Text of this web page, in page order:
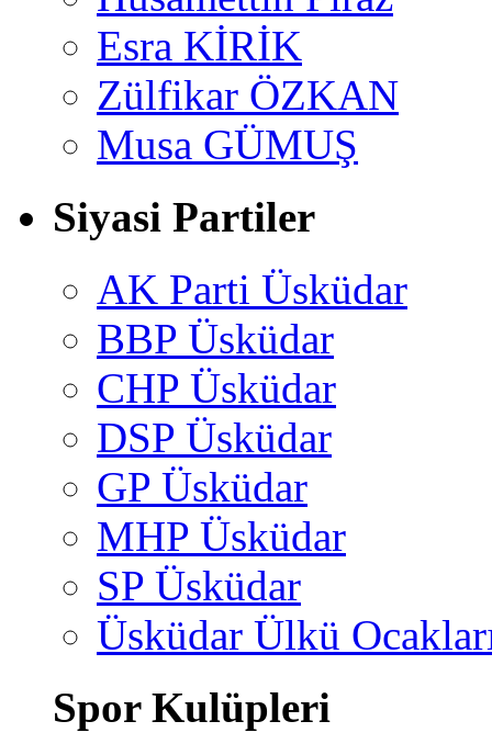
Esra KİRİK
Zülfikar ÖZKAN
Musa GÜMUŞ
Siyasi Partiler
AK Parti Üsküdar
BBP Üsküdar
CHP Üsküdar
DSP Üsküdar
GP Üsküdar
MHP Üsküdar
SP Üsküdar
Üsküdar Ülkü
Spor Kulüpleri